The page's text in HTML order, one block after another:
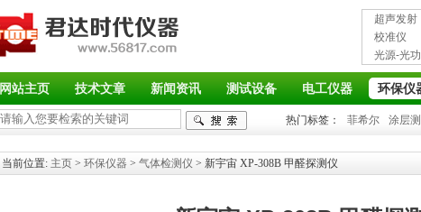
超声发射
接收仪器
校准仪
光源-光功
率计
网站主页 技术文章 新闻资讯 测试设备 电工仪器 环保仪
热门标签： 菲希尔 涂层
当前位置: 主页 > 环保仪器 > 气体检测仪 > 新宇宙 XP-308B 甲醛探测仪